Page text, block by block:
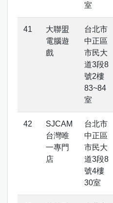
室
大聯盟
電腦遊
戲
台北市
中正區
市民大
道3段8
號2樓
83~84
室
SJCAM
台灣唯
一專門
店
台北市
中正區
市民大
道3段8
號4樓
30室